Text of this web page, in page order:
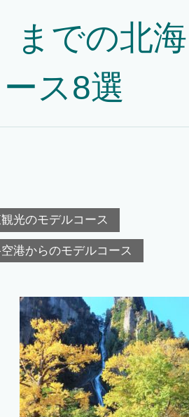
までの北海
ス8選
光のモデルコース
港からのモデルコース